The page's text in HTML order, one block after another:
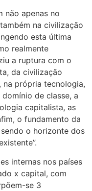
não apenas no
na civilização
esta última
realmente
a ruptura com o
da civilização
na própria tecnologia,
de classe, a
capitalista, as
o fundamento da
o horizonte dos
internas nos países
x capital, com
se 3